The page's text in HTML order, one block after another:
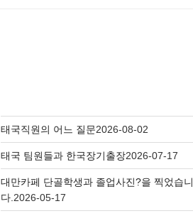
태국직원의 어느 질문2026-08-02
태국 팀원들과 한국장기출장2026-07-17
대만카페 단골학생과 졸업사진?을 찍었습니
다. 2026-05-17